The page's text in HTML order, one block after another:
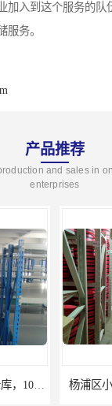
加入到这个服务的队
服务。
产品推荐
and sales in
enterprises
杨浦区